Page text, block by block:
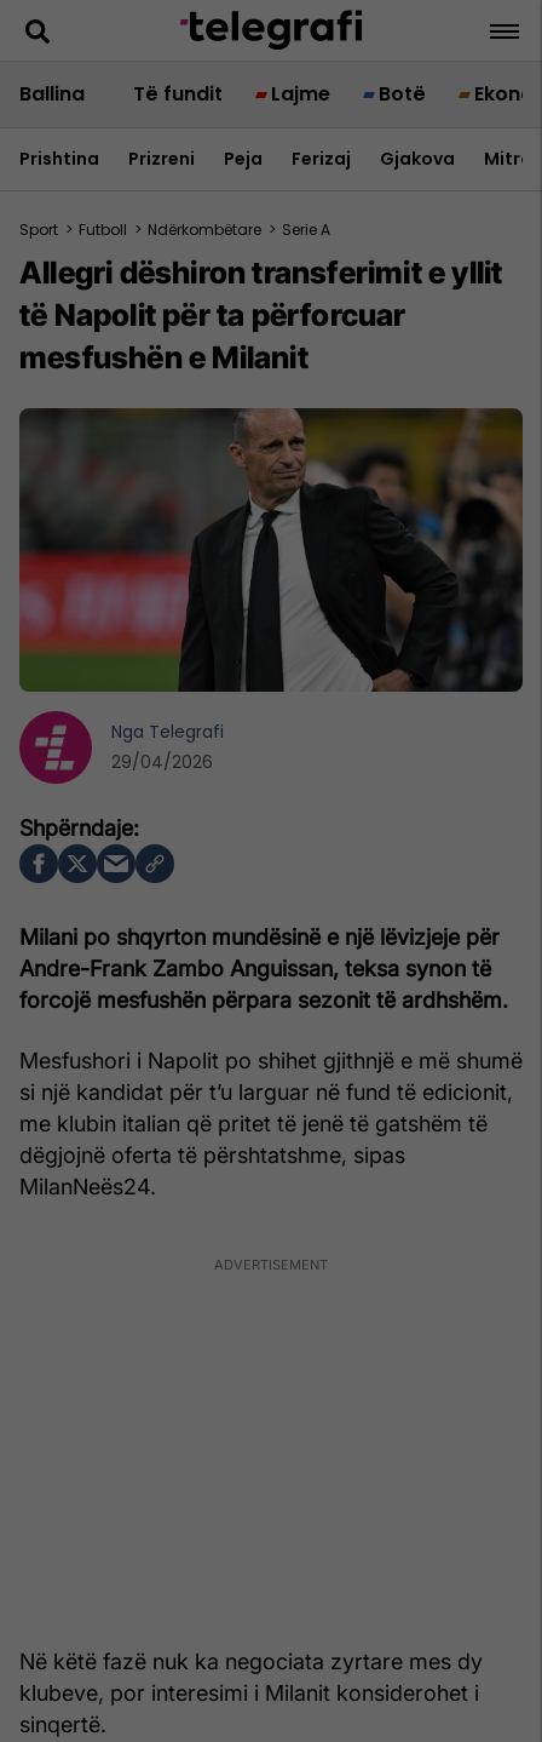
Ballina Të fundit Lajme Botë
Prishtina Prizreni Peja Ferizaj Gjakova
Sport > Futboll > Ndërkombëtare > Serie A
Allegri dëshiron transferimit e yllit
të Napolit për ta përforcuar
mesfushën e Milanit
Milani po shqyrton mundësinë e një lëvizjeje për
Andre-Frank Zambo Anguissan, teksa synon të
forcojë mesfushën përpara sezonit të ardhshëm.
Mesfushori i Napolit po shihet gjithnjë e më shumë
si një kandidat për t’u larguar në fund të edicionit,
me klubin italian që pritet të jenë të gatshëm të
dëgjojnë oferta të përshtatshme, sipas
MilanNeës24.
Në këtë fazë nuk ka negociata zyrtare mes dy
klubeve, por interesimi i Milanit konsiderohet i
sinqertë.
Nga Telegrafi
29/04/2026